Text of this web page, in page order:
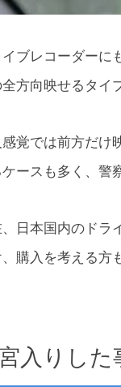
イブレコーダー
全方向映せるタイ
覚では前方だけ
ースも多く、警
日本国内のドラ
購入を考える方
入りした